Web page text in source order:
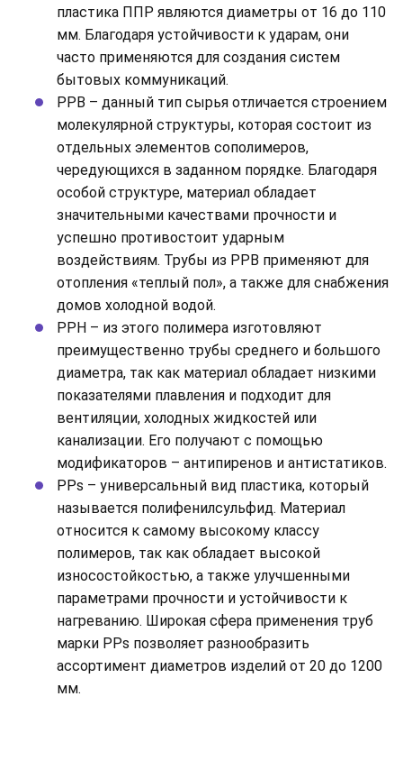
пластика ППР являются диаметры от 16 до 110
мм. Благодаря устойчивости к ударам, они
часто применяются для создания систем
бытовых коммуникаций.
РРВ – данный тип сырья отличается строением
молекулярной структуры, которая состоит из
отдельных элементов сополимеров,
чередующихся в заданном порядке. Благодаря
особой структуре, материал обладает
значительными качествами прочности и
успешно противостоит ударным
воздействиям. Трубы из РРВ применяют для
отопления «теплый пол», а также для снабжения
домов холодной водой.
РРН – из этого полимера изготовляют
преимущественно трубы среднего и большого
диаметра, так как материал обладает низкими
показателями плавления и подходит для
вентиляции, холодных жидкостей или
канализации. Его получают с помощью
модификаторов – антипиренов и антистатиков.
РРs – универсальный вид пластика, который
называется полифенилсульфид. Материал
относится к самому высокому классу
полимеров, так как обладает высокой
износостойкостью, а также улучшенными
параметрами прочности и устойчивости к
нагреванию. Широкая сфера применения труб
марки РРs позволяет разнообразить
ассортимент диаметров изделий от 20 до 1200
мм.